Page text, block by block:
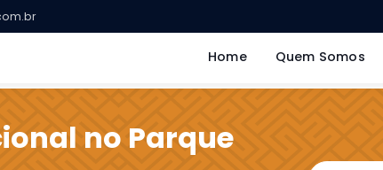
Home Quem Somos
no Parque